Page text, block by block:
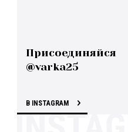
Присоединяйся
@varka25
В INSTAGRAM